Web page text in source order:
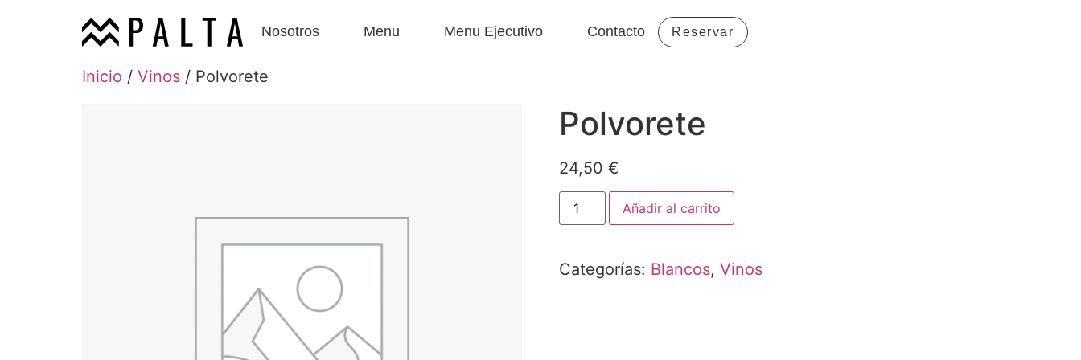
Nosotros Menu Menu Ejecutivo Contacto Reservar
Inicio / Vinos / Polvorete
Polvorete
24,50 €
Añadir al carrito
Categorías: Blancos, Vinos